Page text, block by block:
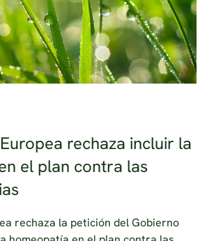
rechaza incluir la
el plan contra las
rechaza la petición del Gobierno